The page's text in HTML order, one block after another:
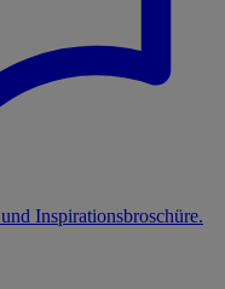
Inspirationsbroschüre.